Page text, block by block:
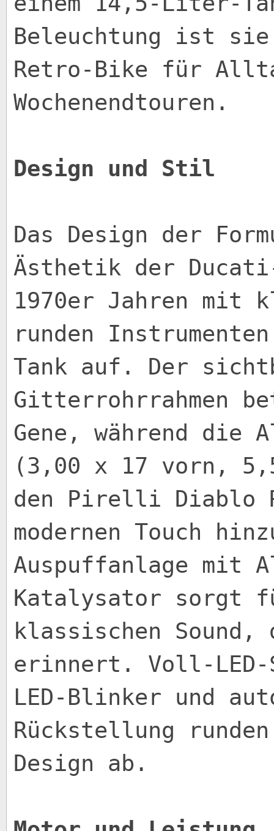
Beleuchtung ist
Retro-Bike für
Wochenendtouren.
Design und Stil
Das Design der
Ästhetik der Ducati-
1970er Jahren mit
runden
Tank auf. Der
Gitterrohrrahmen
Gene, während die
(3,00 x 17 vorn,
den Pirelli Diablo
modernen Touch
Auspuffanlage mit
Katalysator sorgt
klassischen Sound,
erinnert. Voll-LED-
LED-Blinker und
Rückstellung
Design ab.